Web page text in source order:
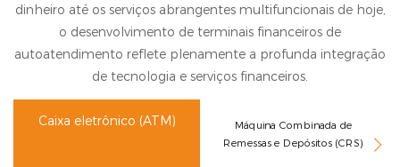
dinheiro até os serviços abrangentes multifuncionais de hoje,
o desenvolvimento de terminais financeiros de
autoatendimento reflete plenamente a profunda integração
de tecnologia e serviços financeiros.
Caixa eletrônico (ATM)
Máquina Combinada de
Remessas e Depósitos (CRS)